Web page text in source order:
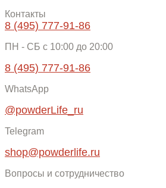
Контакты
8 (495) 777-91-86
ПН - СБ c 10:00 до 20:00
8 (495) 777-91-86
WhatsApp
@powderLife_ru
Telegram
shop@powderlife.ru
Вопросы и сотрудничество